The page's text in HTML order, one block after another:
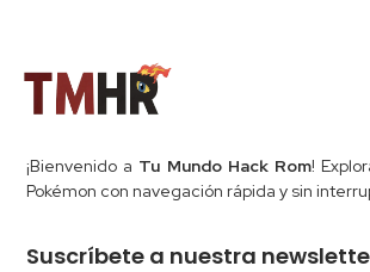
¡Bienvenido a Tu Mundo Hack Rom!
Pokémon con navegación rápida y sin
Suscríbete a nuestra